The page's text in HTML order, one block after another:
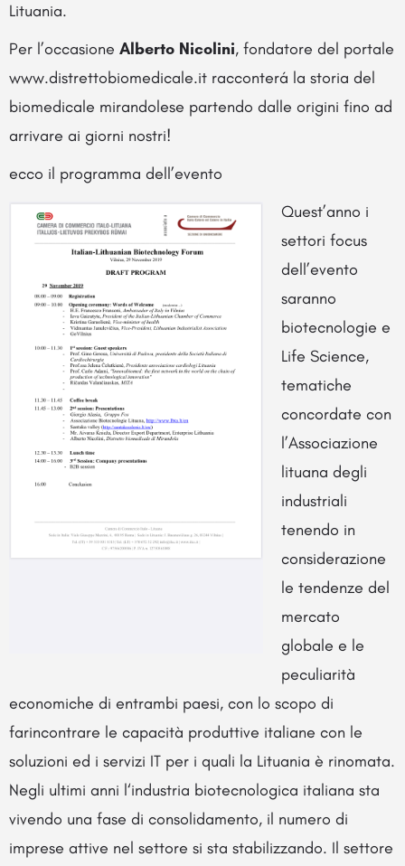
Lituania.
Per l’occasione Alberto Nicolini, fondatore del portale
www.distrettobiomedicale.it racconterá la storia del
biomedicale mirandolese partendo dalle origini fino ad
arrivare ai giorni nostri!
ecco il programma dell’evento
Quest’anno i
settori focus
dell’evento
saranno
biotecnologie e
Life Science,
tematiche
concordate con
l’Associazione
lituana degli
industriali
tenendo in
considerazione
le tendenze del
mercato
globale e le
peculiarità
economiche di entrambi paesi, con lo scopo di
farincontrare le capacità produttive italiane con le
soluzioni ed i servizi IT per i quali la Lituania è rinomata.
Negli ultimi anni l‘industria biotecnologica italiana sta
vivendo una fase di consolidamento, il numero di
imprese attive nel settore si sta stabilizzando. Il settore